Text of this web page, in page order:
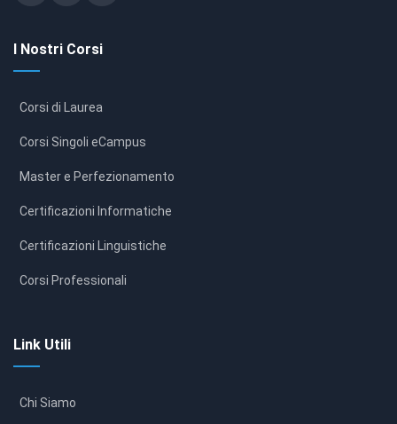
I Nostri Corsi
Corsi di Laurea
Corsi Singoli eCampus
Master e Perfezionamento
Certificazioni Informatiche
Certificazioni Linguistiche
Corsi Professionali
Link Utili
Chi Siamo